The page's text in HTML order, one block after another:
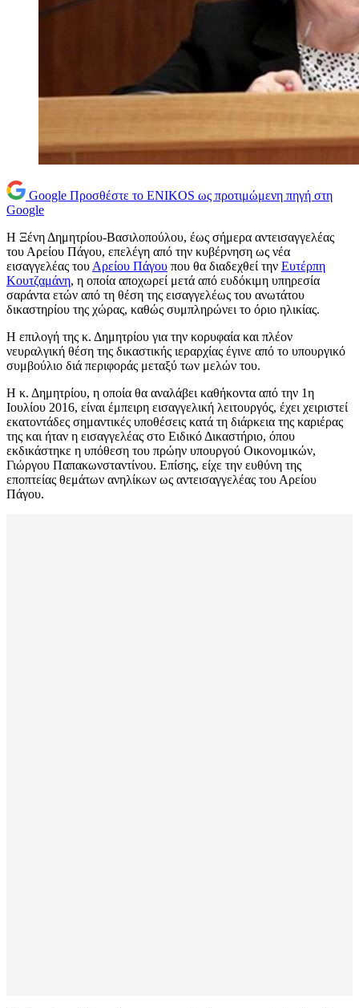
Google Προσθέστε το ENIKOS ως προτιμώμενη πηγή στη
Google
Η Ξένη Δημητρίου-Βασιλοπούλου, έως σήμερα αντεισαγγελέας
του Αρείου Πάγου, επελέγη από την κυβέρνηση ως νέα
εισαγγελέας του Αρείου Πάγου που θα διαδεχθεί την Ευτέρπη
Κουτζαμάνη, η οποία αποχωρεί μετά από ευδόκιμη υπηρεσία
σαράντα ετών από τη θέση της εισαγγελέως του ανωτάτου
δικαστηρίου της χώρας, καθώς συμπληρώνει το όριο ηλικίας.
Η επιλογή της κ. Δημητρίου για την κορυφαία και πλέον
νευραλγική θέση της δικαστικής ιεραρχίας έγινε από το υπουργικό
συμβούλιο διά περιφοράς μεταξύ των μελών του.
Η κ. Δημητρίου, η οποία θα αναλάβει καθήκοντα από την 1η
Ιουλίου 2016, είναι έμπειρη εισαγγελική λειτουργός, έχει χειριστεί
εκατοντάδες σημαντικές υποθέσεις κατά τη διάρκεια της καριέρας
της και ήταν η εισαγγελέας στο Ειδικό Δικαστήριο, όπου
εκδικάστηκε η υπόθεση του πρώην υπουργού Οικονομικών,
Γιώργου Παπακωνσταντίνου. Επίσης, είχε την ευθύνη της
εποπτείας θεμάτων ανηλίκων ως αντεισαγγελέας του Αρείου
Πάγου.